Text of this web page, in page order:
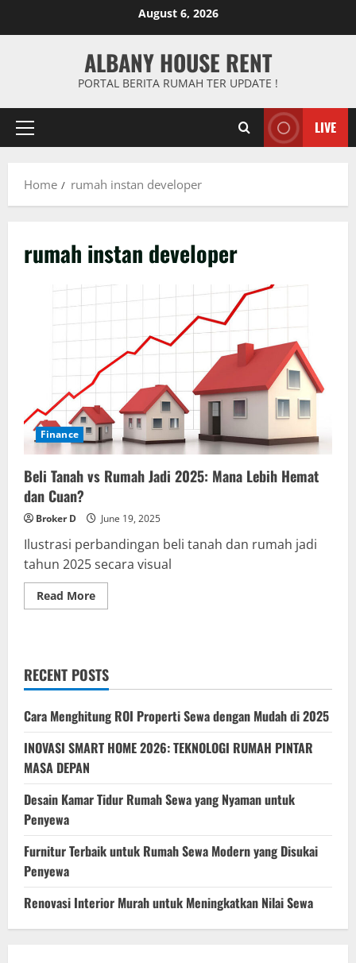
August 6, 2026
ALBANY HOUSE RENT
PORTAL BERITA RUMAH TER UPDATE !
Primary
LIVE
Home rumah instan developer
rumah instan developer
Finance
Beli Tanah vs Rumah Jadi 2025: Mana Lebih Hemat
dan Cuan?
Broker D June 19, 2025
Ilustrasi perbandingan beli tanah dan rumah jadi
tahun 2025 secara visual
Read MoreRead
more
Jadi
2025:
Mana
Hemat
dan
RECENT POSTS
Cara Menghitung ROI Properti Sewa dengan Mudah di 2025
INOVASI SMART HOME 2026: TEKNOLOGI RUMAH PINTAR
MASA DEPAN
Desain Kamar Tidur Rumah Sewa yang Nyaman untuk
Penyewa
Furnitur Terbaik untuk Rumah Sewa Modern yang Disukai
Penyewa
Renovasi Interior Murah untuk Meningkatkan Nilai Sewa